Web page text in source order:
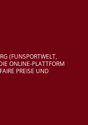
(FUNSPORTWELT,
ONLINE-PLATTFORM
PREISE UND